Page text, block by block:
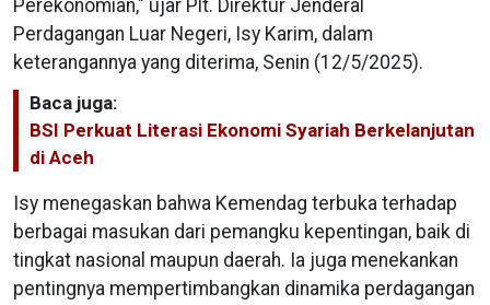
Perekonomian," ujar Plt. Direktur Jenderal
Perdagangan Luar Negeri, Isy Karim, dalam
keterangannya yang diterima, Senin (12/5/2025).
Baca juga:
BSI Perkuat Literasi Ekonomi Syariah Berkelanjutan
di Aceh
Isy menegaskan bahwa Kemendag terbuka terhadap
berbagai masukan dari pemangku kepentingan, baik di
tingkat nasional maupun daerah. Ia juga menekankan
pentingnya mempertimbangkan dinamika perdagangan